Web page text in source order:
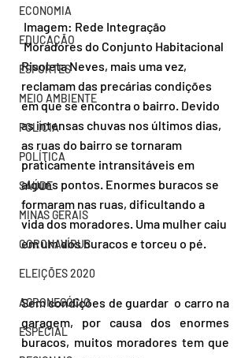
ECONOMIA
EDUCAÇÃO
ESPORTES
MEIO AMBIENTE
POLÍCIA
POLÍTICA
SAÚDE
MINAS GERAIS
CORONAVÍRUS
ELEIÇÕES 2020
AGRONEGÓCIO
ESPECIAL
Imagem: Rede Integração
Moradores do Conjunto Habitacional
Risoleta Neves, mais uma vez,
reclamam das precárias condições
em que se encontra o bairro. Devido
as intensas chuvas nos últimos dias,
as ruas do bairro se tornaram
praticamente intransitáveis em
alguns pontos. Enormes buracos se
formaram nas ruas, dificultando a
vida dos moradores. Uma mulher caiu
em um dos buracos e torceu o pé.
Sem condições de guardar  o carro na
garagem, por causa dos enormes
buracos, muitos moradores tem que